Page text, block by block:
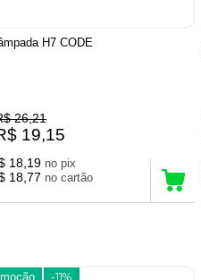
H7 CODE
26,21
19,15
18,19
no pix
18,77 no cartão
-11%